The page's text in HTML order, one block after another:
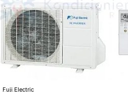
Fuji Electric